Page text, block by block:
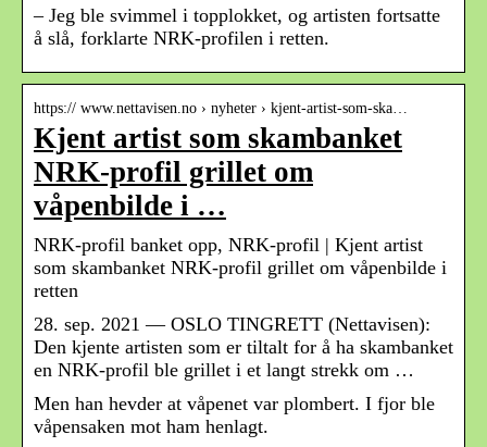
– Jeg ble svimmel i topplokket, og artisten fortsatte
å slå, forklarte NRK-profilen i retten.
https:// www.nettavisen.no › nyheter › kjent-artist-som-ska…
Kjent artist som skambanket
NRK-profil grillet om
våpenbilde i …
NRK-profil banket opp, NRK-profil | Kjent artist
som skambanket NRK-profil grillet om våpenbilde i
retten
28. sep. 2021 — OSLO TINGRETT (Nettavisen):
Den kjente artisten som er tiltalt for å ha skambanket
en NRK-profil ble grillet i et langt strekk om …
Men han hevder at våpenet var plombert. I fjor ble
våpensaken mot ham henlagt.